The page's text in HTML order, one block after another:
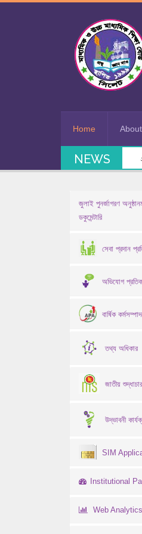
Home
NEWS
জুলাই পুনর্জাগরণ
ডকুমেন্টারি
সেবা প্রদান
অভিযোগ
বার্ষিক
তথ্য অধিকার
জাতীয়
উদ্ভাবনী
SIM
Institutional
Web Analytics